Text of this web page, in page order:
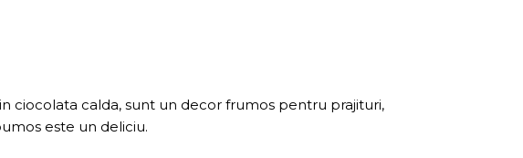
ciocolata calda, sunt un decor frumos pentru prajituri,
este un deliciu.